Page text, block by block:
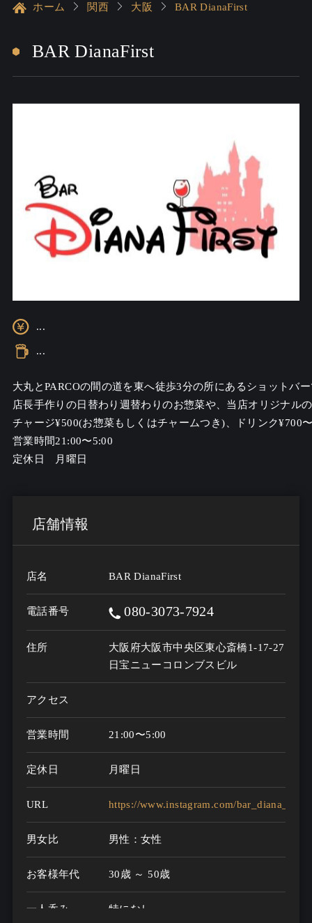
ホーム 関西 大阪 BAR DianaFirst
BAR DianaFirst
...
...
大丸とPARCOの間の道を東へ徒歩3分の所にあるショットバ
店長手作りの日替わり週替わりのお惣菜や、当店オリジナル
チャージ¥500(お惣菜もしくはチャームつき)、ドリンク¥700
営業時間21:00〜5:00
定休日　月曜日
店舗情報
店名 BAR DianaFirst
電話番号 080-3073-7924
住所
大阪府大阪市中央区東心斎橋1-17-27
日宝ニューコロンブスビル
アクセス
営業時間 21:00〜5:00
定休日 月曜日
URL https://www.instagram.com/bar_diana_first
男女比 男性：女性
お客様年代 30歳 ～ 50歳
一人呑み
特になし